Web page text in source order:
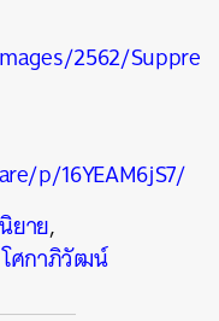
2562/Suppre
p/16YEAM6jS7/
นิยาย,
โศกาภิวัฒน์